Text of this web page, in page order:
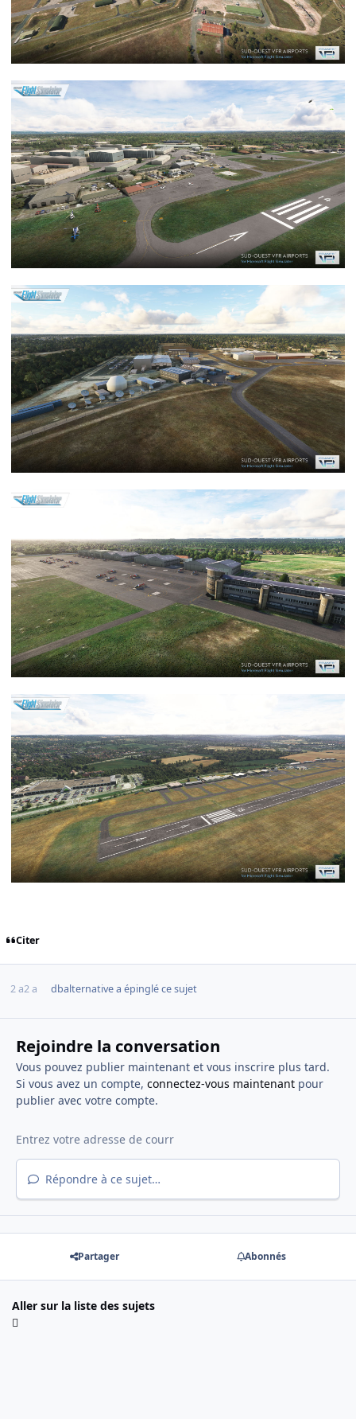
Citer
2 a2 a dbalternativea épinglé ce sujet
Rejoindre la conversation
Vous pouvez publier maintenant et vous inscrire plus tard.
Si vous avez un compte, connectez-vous maintenantpour
publier avec votre compte.
Répondre à ce sujet…
Partager Abonnés
Aller sur la liste des sujets